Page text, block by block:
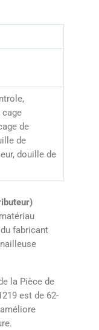
cage
de
de
douille de
fabricant
la Pièce de
est de 62-